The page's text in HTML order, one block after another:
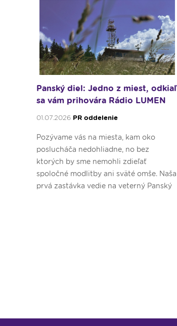
Panský diel: Jedno z miest, odkiaľ
sa vám prihovára Rádio LUMEN
01.07.2026 PR oddelenie
Pozývame vás na miesta, kam oko
poslucháča nedohliadne, no bez
ktorých by sme nemohli zdieľať
spoločné modlitby ani sväté omše. Naša
prvá zastávka vedie na veterný Panský